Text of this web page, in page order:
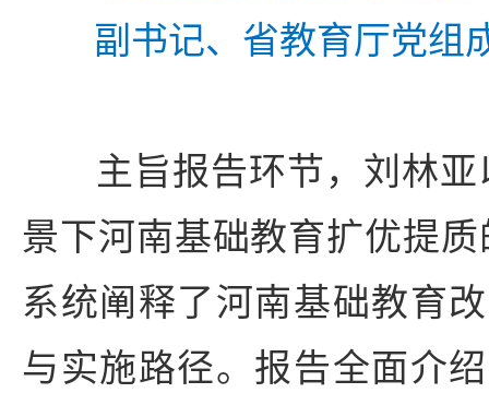
副书记、省教育厅党组
主旨报告环节，刘林
景下河南基础教育扩优提
系统阐释了河南基础教育
与实施路径。报告全面介